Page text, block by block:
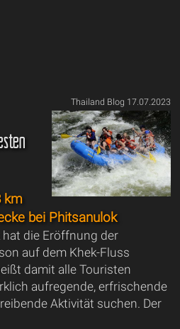
Thailand Blog 17.07.2023
km
bei Phitsanulok
die Eröffnung der
auf dem Khek-Fluss
damit alle Touristen
aufregende, erfrischende
Aktivität suchen. Der